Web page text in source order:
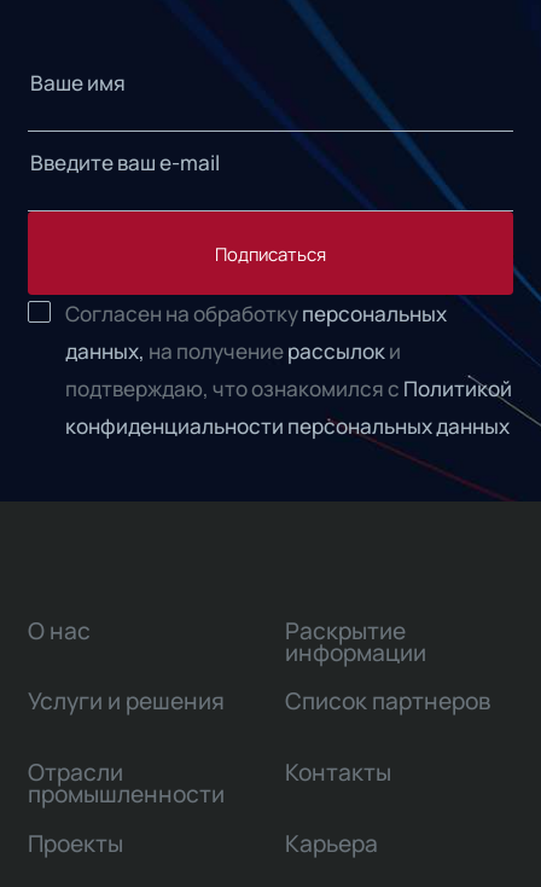
Подписаться
Согласен на обработкуперсональных
данных, на получениерассылоки
подтверждаю, что ознакомился с Политикой
конфиденциальности персональных данных
О нас
Услуги и решения
Отрасли
промышленности
Проекты
Раскрытие
информации
Список партнеров
Контакты
Карьера